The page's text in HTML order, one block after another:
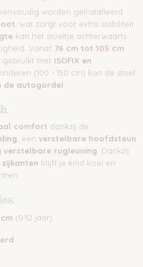
worden geïnstalleerd
, wat zorgt voor extra stabiliteit
kan het stoeltje achterwaarts
Vanaf 76 cm tot 105 cm
met ISOFIX en
(100 - 150 cm) kan de stoel
de autogordel
comfort dankzij de
, een verstelbare hoofdsteun
verstelbare rugleuning . Dankzij
blijft je kind koel en
(0-12 jaar)